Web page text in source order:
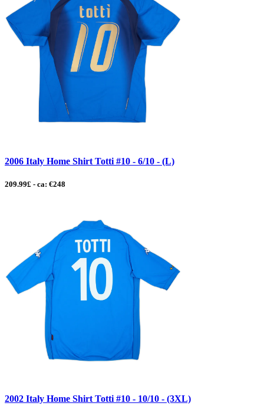
2006 Italy Home Shirt Totti #10 - 6/10 - (L)
209.99£ - ca: €248
2002 Italy Home Shirt Totti #10 - 10/10 - (3XL)